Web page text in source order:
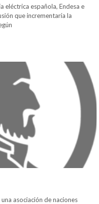
eléctrica española, Endesa e
que incrementaría la
asociación de naciones